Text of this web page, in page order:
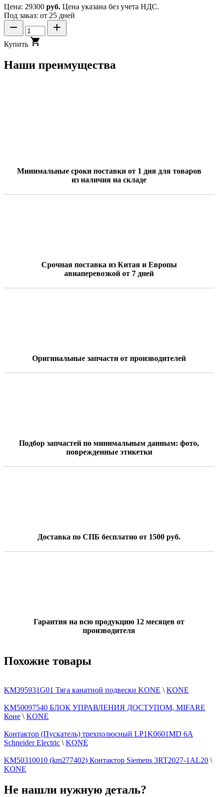
Цена: 29300 руб. Цена указана без учета НДС.
Под заказ: от 25 дней
Купить
Наши преимущества
Минимальные сроки поставки от 1 дня для товаров
из наличия на складе
Срочная поставка из Китая и Европы
авиаперевозкой от 7 дней
Оригинальные запчасти от производителей
Подбор запчастей по минимальным данным: фото,
поврежденные этикетки
Доставка по СПБ бесплатно от 1500 руб.
Гарантия на всю продукцию 12 месяцев от
производителя
Похожие товары
KM395931G01 Тяга канатной подвески KONE \KONE
KM50097540 БЛОК УПРАВЛЕНИЯ ДОСТУПОМ, MIFARE
Коне \KONE
Контактор (Пускатель) трехполюсный LP1K0601MD 6А
Schneider Electric \KONE
KM50310010 (km277402) Контактор Siemens 3RT2027-1AL20 \
KONE
Не нашли нужную деталь?